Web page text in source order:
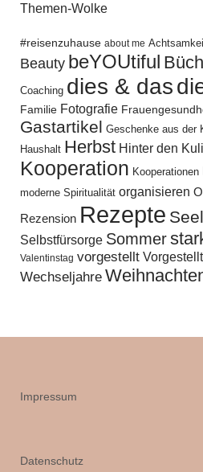
Themen-Wolke
#reisenzuhause about me
Beauty beYOUtiful
Coaching dies & das
Familie Fotografie
Gastartikel Geschenke aus der
Haushalt Herbst Hinter den
Kooperation Kooperationen
moderne Spiritualität organisieren
Rezension Rezepte
Selbstfürsorge Sommer
Valentinstag vorgestellt
Wechseljahre
Impressum
Datenschutz